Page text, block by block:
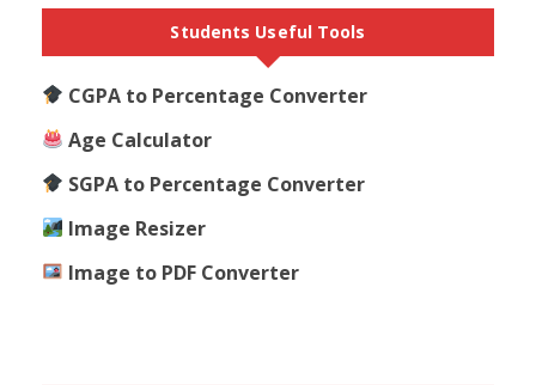
Students Useful Tools
CGPA to Percentage Converter
Age Calculator
SGPA to Percentage Converter
Image Resizer
Image to PDF Converter